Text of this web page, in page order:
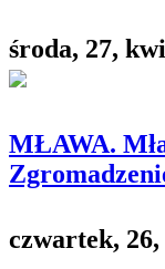
środa, 27,
MŁAWA.
czwartek,